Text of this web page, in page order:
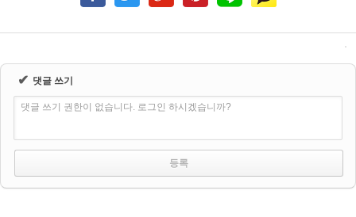
✔ 댓글 쓰기
댓글 쓰기 권한이 없습니다. 로그인 하시겠습니까?